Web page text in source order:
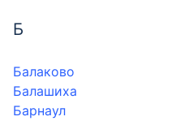
Б
Балаково
Балашиха
Барнаул